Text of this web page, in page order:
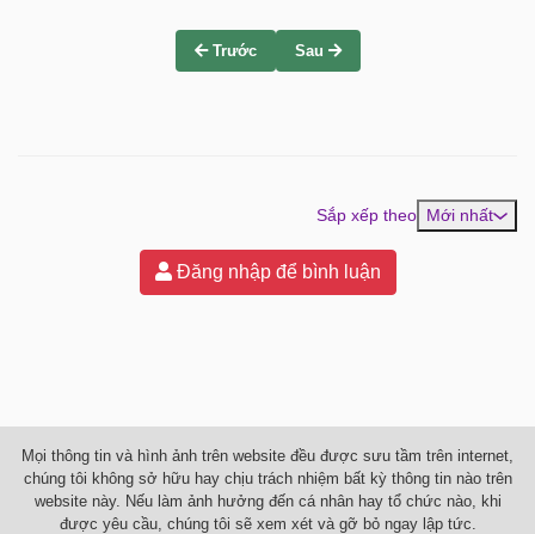
Trước Sau
Sắp xếp theo Mới nhất
Đăng nhập để bình luận
Mọi thông tin và hình ảnh trên website đều được sưu tầm trên internet,
chúng tôi không sở hữu hay chịu trách nhiệm bất kỳ thông tin nào trên
website này. Nếu làm ảnh hưởng đến cá nhân hay tổ chức nào, khi
được yêu cầu, chúng tôi sẽ xem xét và gỡ bỏ ngay lập tức.